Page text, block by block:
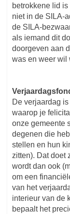
betrokkene lid
niet in de SILA-
de SILA-
als iemand dit
doorgeven aan
was en weer wil
De verjaardag
waarop je
onze gemeente
degenen die
stellen en hun
zitten). Dat doet
wordt dan ook
om een
van het
interieur van de
bepaalt het